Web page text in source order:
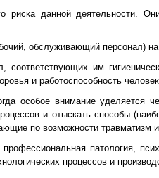
данной деятельности.
обслуживающий персонал)
им
и работоспособность
особое внимание уделяется
и отыскать способы
по возможности травматизм
патология,
процессов и